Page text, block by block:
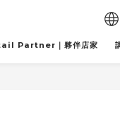
Partner｜夥伴店家